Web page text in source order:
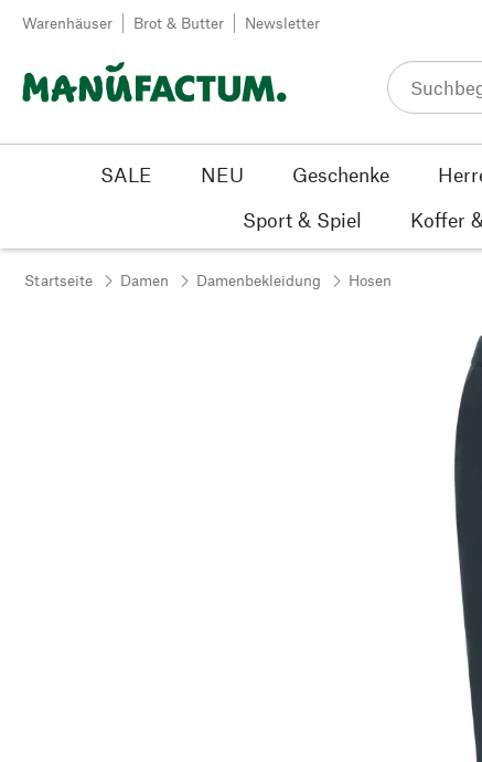
Zum Inhalt springen
Warenhäuser Brot & Butter Newsletter
SALE NEU Geschenke
Sport & Spiel
Koffer
Startseite Damen Damenbekleidung Hosen